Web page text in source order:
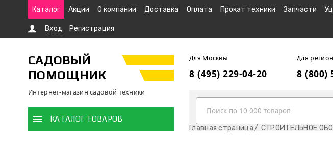
Каталог Акции О компании Доставка Оплата Прокат техники Запчасти
Вход Регистрация
САДОВЫЙ
ПОМОЩНИК
Интернет-магазин садовой техники
Для Москвы
8 (495) 229-04-20
Для
8 (800)
КАТАЛОГ ТОВАРОВ
Главная страница
СТРОИТЕЛЬНОЕ